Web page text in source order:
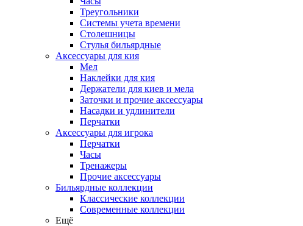
Треугольники
Системы учета времени
Столешницы
Стулья бильярдные
Аксессуары для кия
Мел
Наклейки для кия
Держатели для киев и мела
Заточки и прочие аксессуары
Насадки и удлинители
Перчатки
Аксессуары для игрока
Перчатки
Часы
Тренажеры
Прочие аксессуары
Бильярдные коллекции
Классические коллекции
Современные коллекции
Ещё